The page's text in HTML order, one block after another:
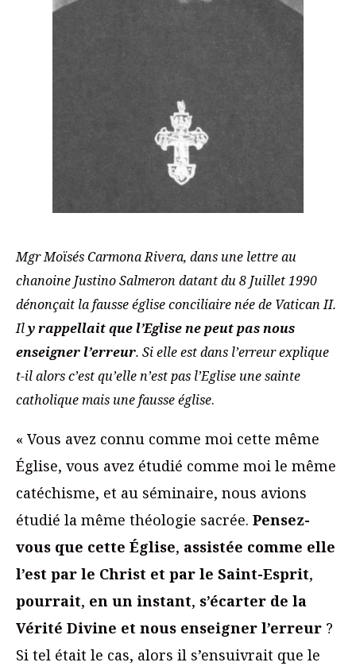
Mgr Moïsés Carmona Rivera, dans une lettre au
chanoine Justino Salmeron datant du 8 Juillet 1990
dénonçait la fausse église conciliaire née de Vatican II.
Ily rappellait que l’Eglise ne peut pas nous
enseigner l’erreur. Si elle est dans l’erreur explique
t-il alors c’est qu’elle n’est pas l’Eglise une sainte
catholique mais une fausse église.
« Vous avez connu comme moi cette même
Église, vous avez étudié comme moi le même
catéchisme, et au séminaire, nous avions
étudié la même théologie sacrée. Pensez-
vous que cette Église, assistée comme elle
l’est par le Christ et par le Saint-Esprit,
pourrait, en un instant, s’écarter de la
Vérité Divine et nous enseigner l’erreur ?
Si tel était le cas, alors il s’ensuivrait que le